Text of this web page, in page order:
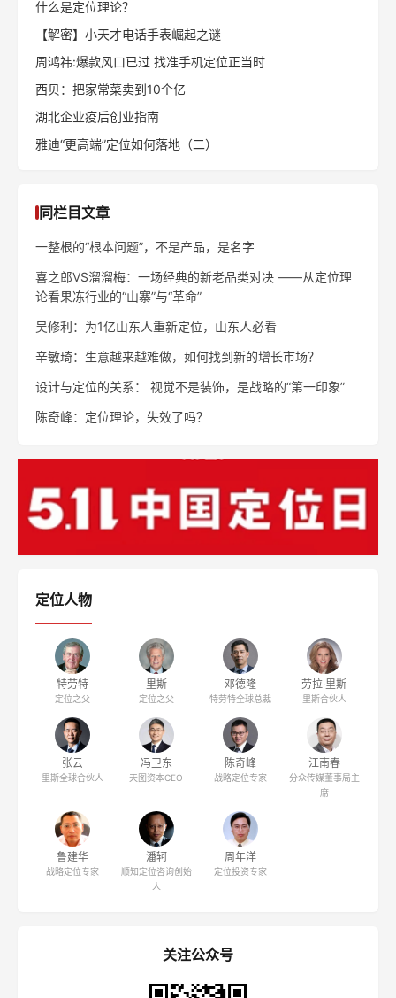
什么是定位理论？
【解密】小天才电话手表崛起之谜
周鸿祎:爆款风口已过 找准手机定位正当时
西贝：把家常菜卖到10个亿
湖北企业疫后创业指南
雅迪“更高端”定位如何落地（二）
同栏目文章
一整根的“根本问题”，不是产品，是名字
喜之郎VS溜溜梅：一场经典的新老品类对决 ——从定位理
论看果冻行业的“山寨”与“革命”
吴修利：为1亿山东人重新定位，山东人必看
辛敏琦：生意越来越难做，如何找到新的增长市场？
设计与定位的关系： 视觉不是装饰，是战略的“第一印象”
陈奇峰：定位理论，失效了吗？
定位人物
特劳特
定位之父
里斯
定位之父
邓德隆
特劳特全球总裁
劳拉·里斯
里斯合伙人
张云
里斯全球合伙人
冯卫东
天图资本CEO
陈奇峰
战略定位专家
江南春
分众传媒董事局主
席
鲁建华
战略定位专家
潘轲
顺知定位咨询创始
人
周年洋
定位投资专家
关注公众号